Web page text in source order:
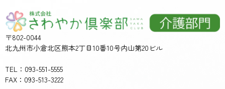
〒802-0044
北九州市小倉北区熊本2丁目10番10号内山第20ビル
TEL：093-551-5555
FAX：093-513-3222